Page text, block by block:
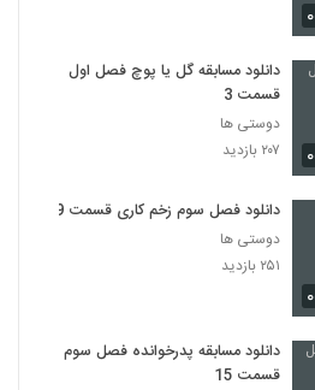
دانلود مسابقه گل یا پوچ فصل اول
قسمت 3
دوستی ها
۲۰۷ بازدید
دانلود فصل سوم زخم کاری قسمت 9
دوستی ها
۲۵۱ بازدید
دانلود مسابقه پدرخوانده فصل سوم
قسمت 15